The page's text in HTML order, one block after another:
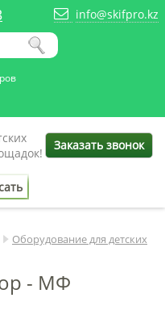
info@skifpro.kz
Заказать звонок
Оборудование для детских
- МФ